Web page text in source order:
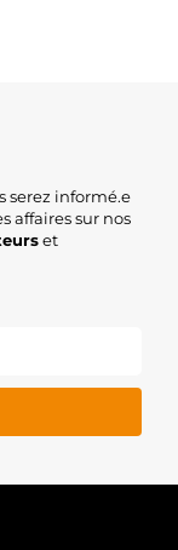
serez informé.e
affaires sur nos
et